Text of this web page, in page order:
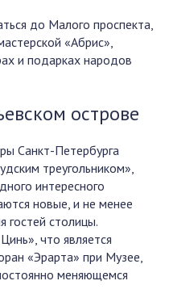
до Малого проспекта,
«Абрис»,
и подарках народов
острове
Санкт-Петербурга
треугольником»,
интересного
новые, и не менее
гостей столицы.
что является
«Эрарта» при Музее,
меняющемся